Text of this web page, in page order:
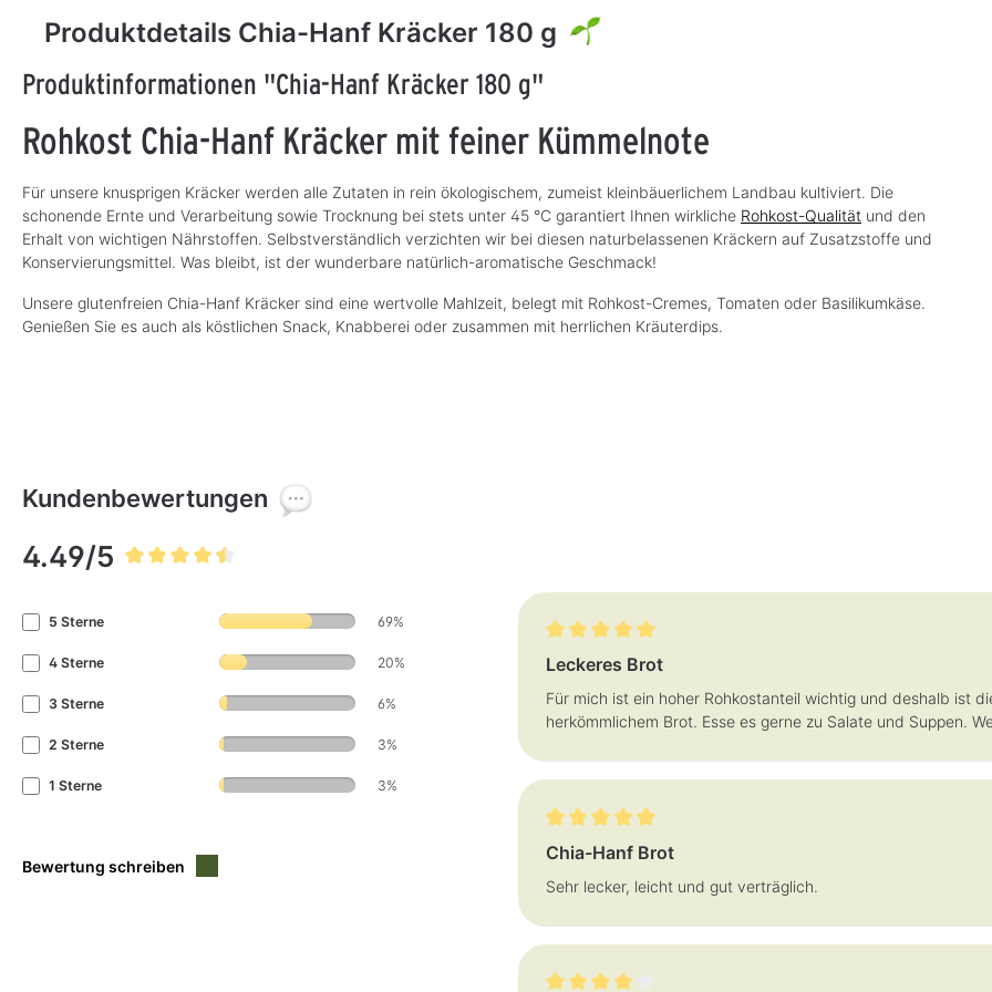
Produktdetails Chia-Hanf Kräcker 180 g
Produktinformationen "Chia-Hanf Kräcker 180 g"
Rohkost Chia-Hanf Kräcker mit feiner Kümmelnote
Für unsere knusprigen Kräcker werden alle Zutaten in rein ökologischem, zumeist kleinbäuerlichem Landbau kultiviert. Die
schonende Ernte und Verarbeitung sowie Trocknung bei stets unter 45 °C garantiert Ihnen wirkliche Rohkost-Qualität und den
Erhalt von wichtigen Nährstoffen. Selbstverständlich verzichten wir bei diesen naturbelassenen Kräckern auf Zusatzstoffe und
Konservierungsmittel. Was bleibt, ist der wunderbare natürlich-aromatische Geschmack!
Unsere glutenfreien Chia-Hanf Kräcker sind eine wertvolle Mahlzeit, belegt mit Rohkost-Cremes, Tomaten oder Basilikumkäse.
Genießen Sie es auch als köstlichen Snack, Knabberei oder zusammen mit herrlichen Kräuterdips.
Kundenbewertungen
4.49/5
5 Sterne 69%
4 Sterne 20%
3 Sterne 6%
2 Sterne 3%
1 Sterne 3%
Bewertung schreiben
Bewertung mit 5 von 5 Sternen
Leckeres Brot
Für mich ist ein hoher Rohkostanteil wichtig und deshalb ist
herkömmlichem Brot. Esse es gerne zu Salate und Suppen.
Bewertung mit 5 von 5 Sternen
Chia-Hanf Brot
Sehr lecker, leicht und gut verträglich.